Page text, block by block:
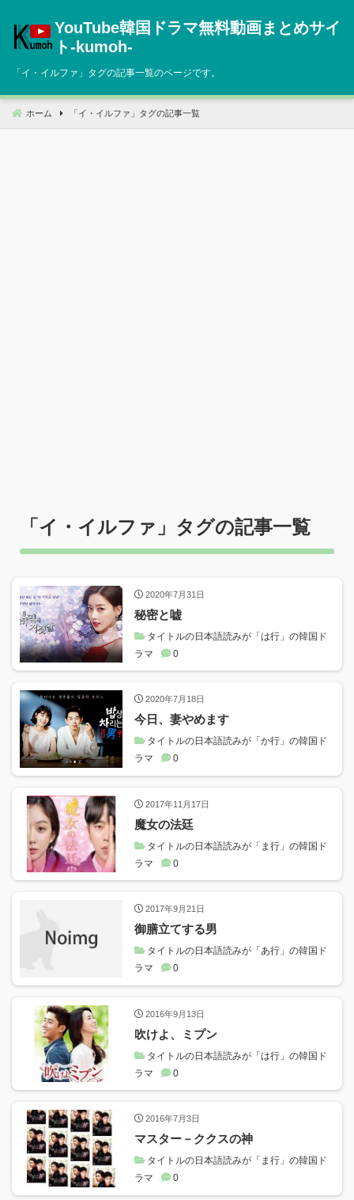
へ
動
YouTube韓国ドラマ無料動画まとめサイ
ト‐kumoh‐
「イ・イルファ 」タグの記事一覧のページです。
ホーム 「 イ・イルファ 」タグの記事一覧
「イ・イルファ 」タグの記事一覧
2020年7月31日
秘密と嘘
タイトルの日本語読みが「は行」の韓国ド
ラマ
0
2020年7月18日
今日、妻やめます
タイトルの日本語読みが「か行」の韓国ド
ラマ
0
2017年11月17日
魔女の法廷
タイトルの日本語読みが「ま行」の韓国ド
ラマ
0
2017年9月21日
御膳立てする男
タイトルの日本語読みが「あ行」の韓国ド
ラマ
0
2016年9月13日
吹けよ、ミプン
タイトルの日本語読みが「は行」の韓国ド
ラマ
0
2016年7月3日
マスター－ククスの神
タイトルの日本語読みが「ま行」の韓国ド
ラマ
0